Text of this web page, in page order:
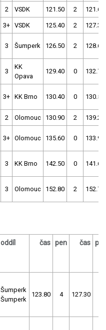
2 VSDK 121.50 2 121.60
3+ VSDK 125.40 2 127.30
3 Šumperk 126.50 2 128.60
3
KK
Opava
129.40 0 132.70
3+ KK Brno 130.40 0 130.50
2 Olomouc 130.90 2 139.20
3+ Olomouc 135.60 0 133.90
3 KK Brno 142.50 0 141.60
3 Olomouc 152.80 2 152.70
oddíl čas pen čas
Šumperk
Šumperk
123.80 4 127.30